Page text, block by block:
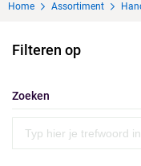
Over Sisa
KMS
Uitzendbureau?
Home Assortiment
Filteren op
Zoeken